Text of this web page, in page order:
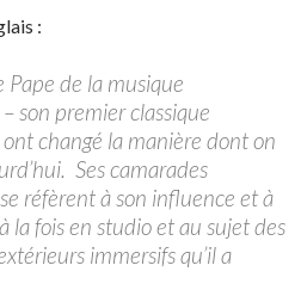
:
Pape de la musique
son premier classique
changé la manière dont on
Ses camarades
réfèrent à son influence et à
la fois en studio et au sujet des
immersifs qu’il a